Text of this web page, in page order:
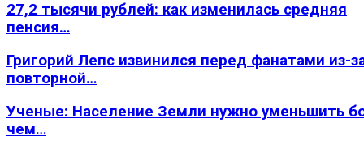
27,2 тысячи рублей: как изменилась средняя
пенсия…
Григорий Лепс извинился перед фанатами из-
повторной…
Ученые: Население Земли нужно уменьшить
чем…